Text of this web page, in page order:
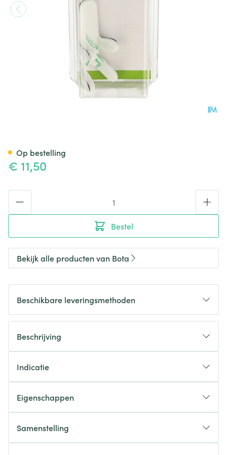
€ 11,50
Bestel
Op bestelling
Bekijk alle producten van Bota
Beschikbare leveringsmethoden
Beschrijving
Indicatie
Eigenschappen
Samenstelling